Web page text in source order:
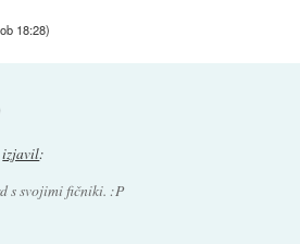
18:28)
izjavil:
s svojimi fičniki. :P